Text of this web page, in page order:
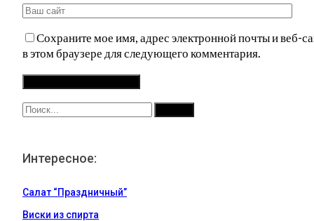
Сохраните мое имя, адрес электронной почты и веб-
в этом браузере для следующего комментария.
Интересное:
Салат “Праздничный”
Виски из спирта